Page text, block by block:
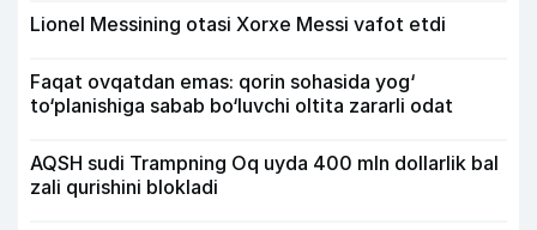
Lionel Messining otasi Xorxe Messi vafot etdi
Faqat ovqatdan emas: qorin sohasida yog‘
to‘planishiga sabab bo‘luvchi oltita zararli odat
AQSH sudi Trampning Oq uyda 400 mln dollarlik bal
zali qurishini blokladi